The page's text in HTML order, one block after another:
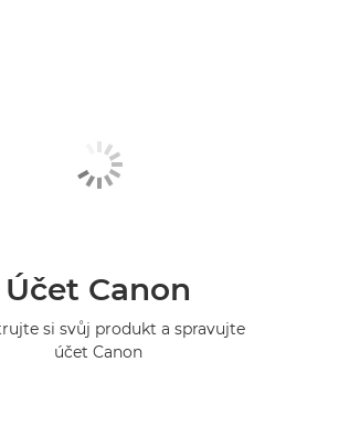
Účet Canon
si svůj produkt a spravujte
účet Canon